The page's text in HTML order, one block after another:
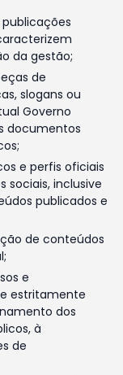
da gestão;
de
slogans ou
Governo
documentos
e perfis oficiais
sociais, inclusive
publicados e
de conteúdos
e
estritamente
dos
à
de